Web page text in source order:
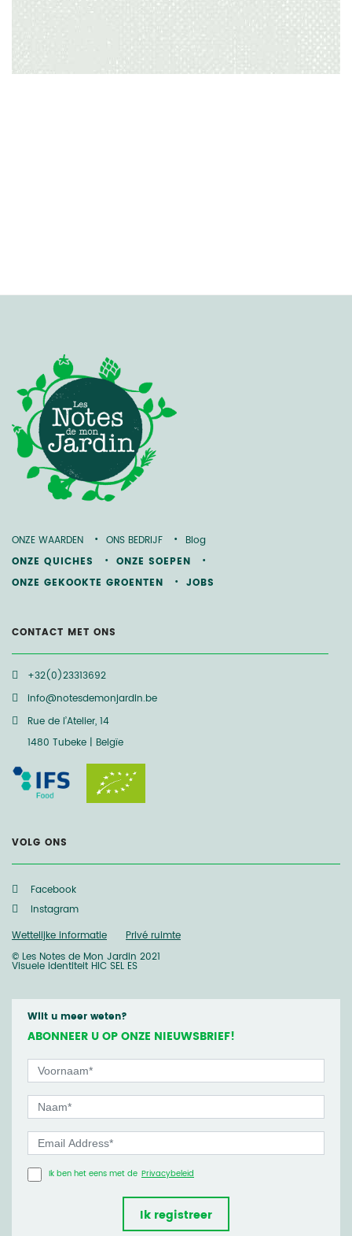
ONZE WAARDEN ONS BEDRIJF
Blog
ONZE QUICHES
ONZE SOEPEN
ONZE GEKOOKTE GROENTEN
JOBS
CONTACT MET ONS
+32(0)23313692
info@notesdemonjardin.be
Rue de l’Atelier, 14
1480 Tubeke | Belgïe
VOLG ONS
Facebook
Instagram
Wettelijke informatie
Privé ruimte
© Les Notes de Mon Jardin 2021
Visuele identiteit HIC SEL ES
Wilt u meer weten?
ABONNEER U OP ONZE NIEUWSBRIEF!
Ik ben het eens met de Privacybeleid
Ik registreer